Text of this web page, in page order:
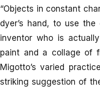
“Objects in constant
dyer’s hand, to use
inventor who is
paint and a collage of
Migotto’s varied
striking suggestion of